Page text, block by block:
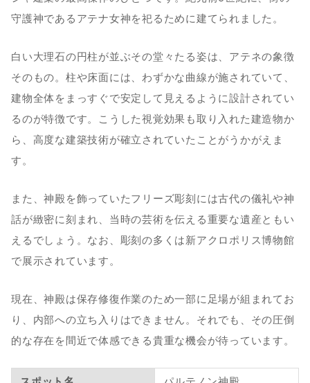
守護神であるアテナ女神を祀るために建てられました。
白い大理石の円柱が並ぶその堂々たる姿は、アテネの象徴
そのもの。柱や床面には、わずかな曲線が施されていて、
建物全体をまっすぐで安定して見えるように設計されてい
るのが特徴です。こうした視覚効果も取り入れた建造物か
ら、高度な建築技術が確立されていたことがうかがえま
す。
また、神殿を飾っていたフリーズ彫刻には古代の儀礼や神
話が緻密に刻まれ、当時の芸術を伝える重要な遺産ともい
えるでしょう。なお、彫刻の多くは新アクロポリス博物館
で展示されています。
現在、神殿は保存修復作業のため一部に足場が組まれてお
り、内部への立ち入りはできません。それでも、その圧倒
的な存在を間近で体感できる貴重な機会が待っています。